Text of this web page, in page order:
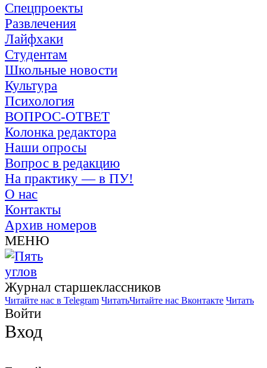
Спецпроекты
Развлечения
Лайфхаки
Студентам
Школьные новости
Культура
Психология
ВОПРОС-ОТВЕТ
Колонка редактора
Наши опросы
Вопрос в редакцию
На практику — в ПУ!
О нас
Контакты
Архив номеров
МЕНЮ
Журнал старшекласcников
Читайте нас в Telegram ЧитатьЧитайте нас Вконтакте Читать
Войти
Вход